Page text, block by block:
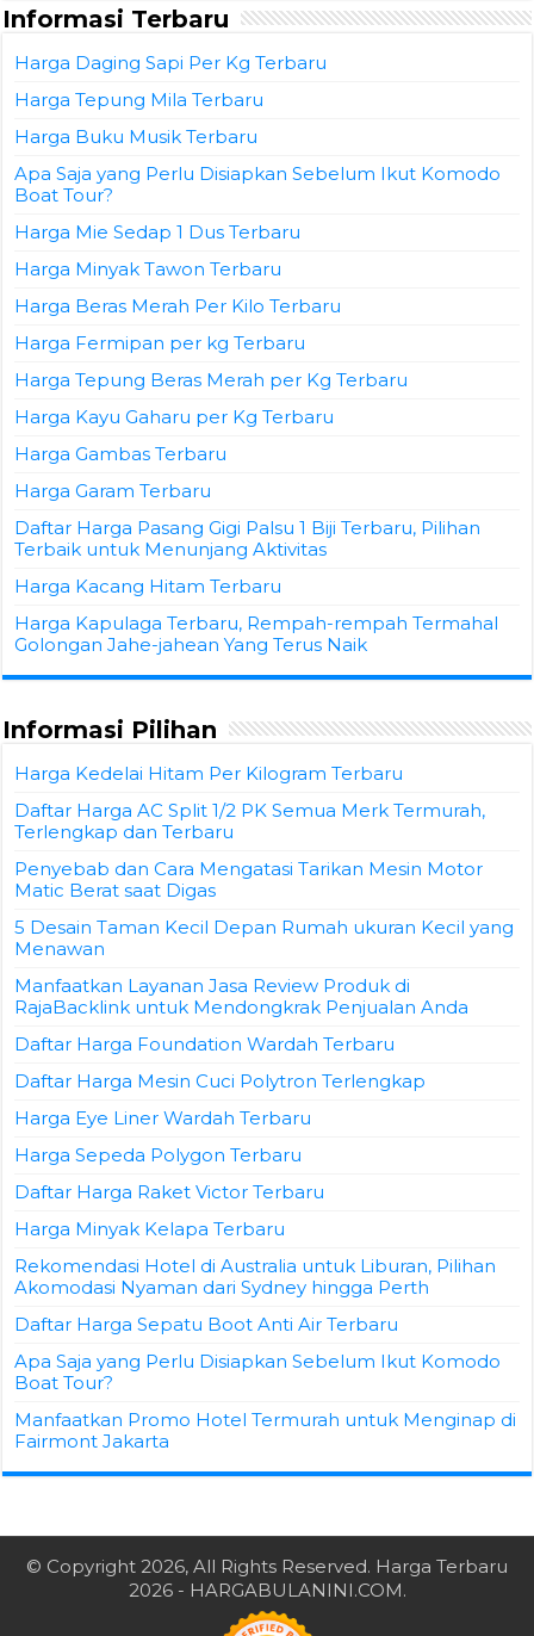
Informasi Terbaru
Harga Daging Sapi Per Kg Terbaru
Harga Tepung Mila Terbaru
Harga Buku Musik Terbaru
Apa Saja yang Perlu Disiapkan Sebelum Ikut Komodo
Boat Tour?
Harga Mie Sedap 1 Dus Terbaru
Harga Minyak Tawon Terbaru
Harga Beras Merah Per Kilo Terbaru
Harga Fermipan per kg Terbaru
Harga Tepung Beras Merah per Kg Terbaru
Harga Kayu Gaharu per Kg Terbaru
Harga Gambas Terbaru
Harga Garam Terbaru
Daftar Harga Pasang Gigi Palsu 1 Biji Terbaru, Pilihan
Terbaik untuk Menunjang Aktivitas
Harga Kacang Hitam Terbaru
Harga Kapulaga Terbaru, Rempah-rempah Termahal
Golongan Jahe-jahean Yang Terus Naik
Informasi Pilihan
Harga Kedelai Hitam Per Kilogram Terbaru
Daftar Harga AC Split 1/2 PK Semua Merk Termurah,
Terlengkap dan Terbaru
Penyebab dan Cara Mengatasi Tarikan Mesin Motor
Matic Berat saat Digas
5 Desain Taman Kecil Depan Rumah ukuran Kecil yang
Menawan
Manfaatkan Layanan Jasa Review Produk di
RajaBacklink untuk Mendongkrak Penjualan Anda
Daftar Harga Foundation Wardah Terbaru
Daftar Harga Mesin Cuci Polytron Terlengkap
Harga Eye Liner Wardah Terbaru
Harga Sepeda Polygon Terbaru
Daftar Harga Raket Victor Terbaru
Harga Minyak Kelapa Terbaru
Rekomendasi Hotel di Australia untuk Liburan, Pilihan
Akomodasi Nyaman dari Sydney hingga Perth
Daftar Harga Sepatu Boot Anti Air Terbaru
Apa Saja yang Perlu Disiapkan Sebelum Ikut Komodo
Boat Tour?
Manfaatkan Promo Hotel Termurah untuk Menginap di
Fairmont Jakarta
© Copyright 2026, All Rights Reserved. Harga Terbaru
2026- HARGABULANINI.COM.